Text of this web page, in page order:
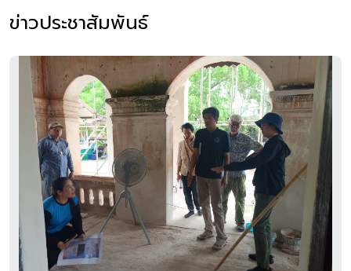
ข่าวประชาสัมพันธ์